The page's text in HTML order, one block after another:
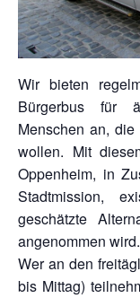
Wir bieten
Bürgerbus für
Menschen an,
wollen. Mit
Oppenheim, in
Stadtmission,
geschätzte
angenommen wird.
Wer an den
bis Mittag)